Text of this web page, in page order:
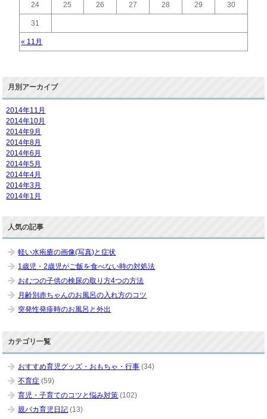
« 11月
24 25 26 27 28 29 30
31
月別アーカイブ
2014年11月
2014年10月
2014年9月
2014年8月
2014年6月
2014年5月
2014年4月
2014年3月
2014年1月
人気の記事
軽い水疱瘡の画像(写真)と症状
1歳児・2歳児がご飯を食べない時の対処法
おむつの子供の検尿の取り方4つの方法
月齢別赤ちゃんのお風呂の入れ方のコツ
突発性発疹時のお風呂と外出
カテゴリ一覧
おすすめ育児グッズ・おもちゃ・行事 (34)
不育症 (59)
育児・子育てのコツと悩み対策 (102)
親バカ育児日記 (13)